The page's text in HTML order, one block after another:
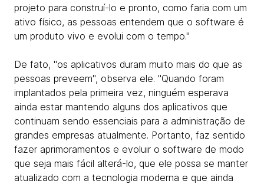
projeto para construí-lo e pronto, como faria com um
ativo físico, as pessoas entendem que o software é
um produto vivo e evolui com o tempo."
De fato, "os aplicativos duram muito mais do que as
pessoas preveem", observa ele. "Quando foram
implantados pela primeira vez, ninguém esperava
ainda estar mantendo alguns dos aplicativos que
continuam sendo essenciais para a administração de
grandes empresas atualmente. Portanto, faz sentido
fazer aprimoramentos e evoluir o software de modo
que seja mais fácil alterá-lo, que ele possa se manter
atualizado com a tecnologia moderna e que ainda